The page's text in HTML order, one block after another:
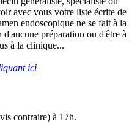
avec vous votre liste écrite de
endoscopique ne se fait à la
préparation ou d'être à
à la clinique...
ici
contraire) à 17h.